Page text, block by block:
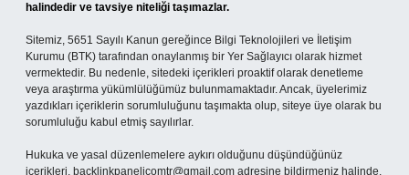
halindedir ve tavsiye niteliği taşımazlar.
Sitemiz, 5651 Sayılı Kanun gereğince Bilgi Teknolojileri ve İletişim
Kurumu (BTK) tarafından onaylanmış bir Yer Sağlayıcı olarak hizmet
vermektedir. Bu nedenle, sitedeki içerikleri proaktif olarak denetleme
veya araştırma yükümlülüğümüz bulunmamaktadır. Ancak, üyelerimiz
yazdıkları içeriklerin sorumluluğunu taşımakta olup, siteye üye olarak bu
sorumluluğu kabul etmiş sayılırlar.
Hukuka ve yasal düzenlemelere aykırı olduğunu düşündüğünüz
içerikleri, backlinkpanelicomtr@gmail.com adresine bildirmeniz halinde,